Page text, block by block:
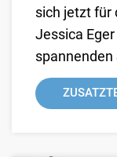
sich jetzt für
Jessica